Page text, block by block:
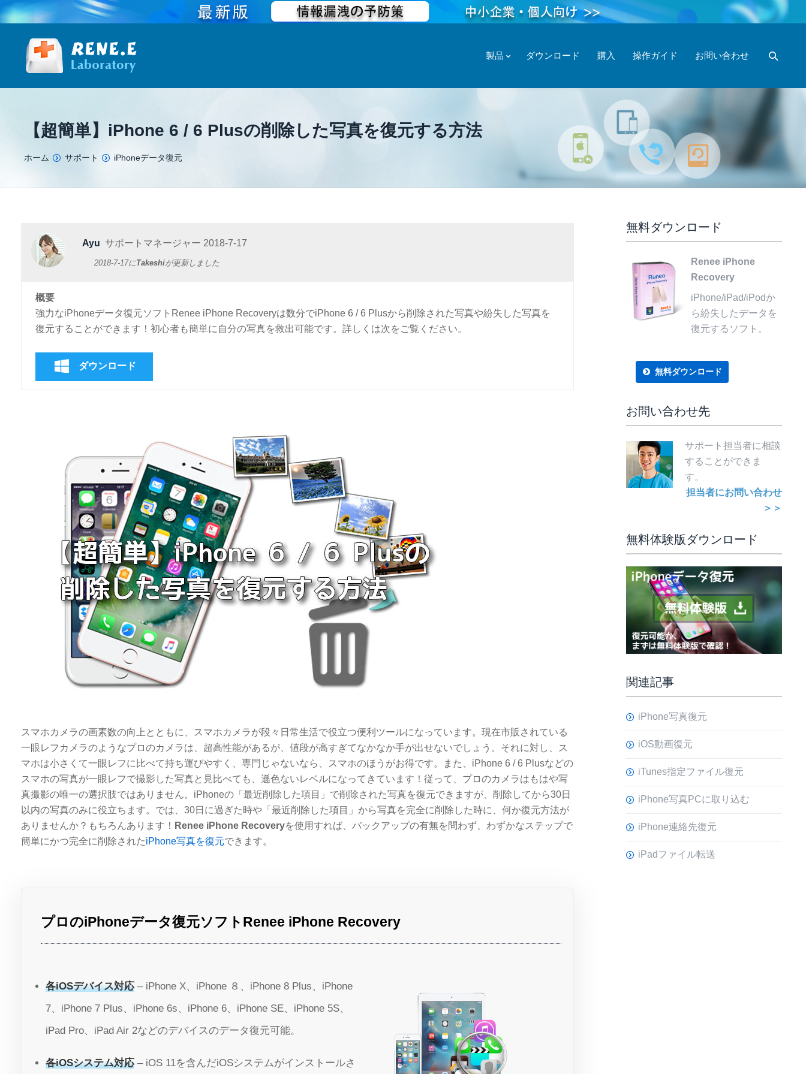
製品 ダウンロード 購入 操作ガイド お問い合わせ
【超簡単】iPhone 6 / 6 Plusの削除した写真を復元する方法
You are here:
ホーム サポート iPhoneデータ復元
Ayu サポートマネージャー 2018-7-17
2018-7-17にTakeshiが更新しました
概要
強力なiPhoneデータ復元ソフトRenee iPhone Recoveryは数分でiPhone 6 / 6 Plusから削除された写真や紛失した写真を
復元することができます！初心者も簡単に自分の写真を救出可能です。詳しくは次をご覧ください。
ダウンロード
スマホカメラの画素数の向上とともに、スマホカメラが段々日常生活で役立つ便利ツールになっています。現在市販されている
一眼レフカメラのようなプロのカメラは、超高性能があるが、値段が高すぎてなかなか手が出せないでしょう。それに対し、ス
マホは小さくて一眼レフに比べて持ち運びやすく、専門じゃないなら、スマホのほうがお得です。また、iPhone 6 / 6 Plusなどの
スマホの写真が一眼レフで撮影した写真と見比べても、遜色ないレベルになってきています！従って、プロのカメラはもはや写
真撮影の唯一の選択肢ではありません。iPhoneの「最近削除した項目」で削除された写真を復元できますが、削除してから30日
以内の写真のみに役立ちます。では、30日に過ぎた時や「最近削除した項目」から写真を完全に削除した時に、何か復元方法が
ありませんか？もちろんあります！ Renee iPhone Recoveryを使用すれば、バックアップの有無を問わず、わずかなステップで
簡単にかつ完全に削除されたiPhone写真を復元できます。
プロのiPhoneデータ復元ソフトRenee iPhone Recovery
各iOSデバイス対応 – iPhone X、iPhone ８、iPhone 8 Plus、iPhone
7、iPhone 7 Plus、iPhone 6s、iPhone 6、iPhone SE、iPhone 5S、
iPad Pro、iPad Air 2などのデバイスのデータ復元可能。
各iOSシステム対応 – iOS 11を含んだiOSシステムがインストールさ
無料ダウンロード
Renee iPhone
Recovery
iPhone/iPad/iPodか
ら紛失したデータを
復元するソフト。
無料ダウンロード
お問い合わせ先
サポート担当者に相談
することができま
す。
担当者にお問い合わせ
＞＞
無料体験版ダウンロード
関連記事
iPhone写真復元
iOS動画復元
iTunes指定ファイル復元
iPhone写真PCに取り込む
iPhone連絡先復元
iPadファイル転送